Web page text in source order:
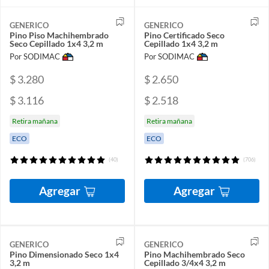
GENERICO
Pino Piso Machihembrado
Seco Cepillado 1x4 3,2 m
Por SODIMAC
$ 3.280
$ 3.116
Retira mañana
ECO
(40)
Agregar
GENERICO
Pino Certificado Seco
Cepillado 1x4 3,2 m
Por SODIMAC
$ 2.650
$ 2.518
Retira mañana
ECO
(706)
Agregar
GENERICO
Pino Dimensionado Seco 1x4
3,2 m
GENERICO
Pino Machihembrado Seco
Cepillado 3/4x4 3,2 m